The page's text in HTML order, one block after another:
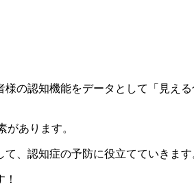
の認知機能をデータとして「見え
あります。
、認知症の予防に役立てていきます